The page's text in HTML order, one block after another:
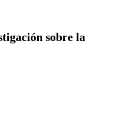
sobre la